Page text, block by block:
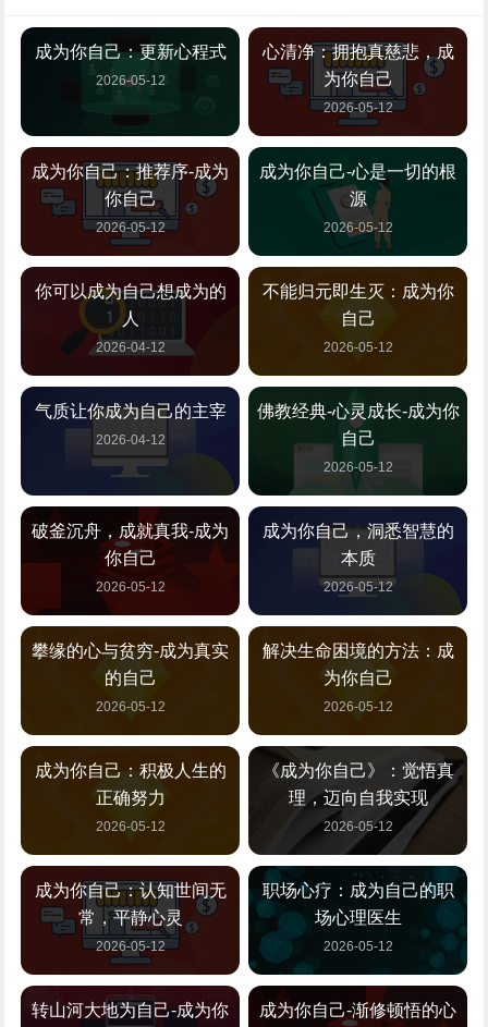
成为你自己：更新心程式
2026-05-12
心清净：拥抱真慈悲，成
为你自己
2026-05-12
成为你自己：推荐序-成为
你自己
2026-05-12
成为你自己-心是一切的根
源
2026-05-12
你可以成为自己想成为的
人
2026-04-12
不能归元即生灭：成为你
自己
2026-05-12
气质让你成为自己的主宰
2026-04-12
佛教经典-心灵成长-成为你
自己
2026-05-12
破釜沉舟，成就真我-成为
你自己
2026-05-12
成为你自己，洞悉智慧的
本质
2026-05-12
攀缘的心与贫穷-成为真实
的自己
2026-05-12
解决生命困境的方法：成
为你自己
2026-05-12
成为你自己：积极人生的
正确努力
2026-05-12
《成为你自己》：觉悟真
理，迈向自我实现
2026-05-12
成为你自己：认知世间无
常，平静心灵
2026-05-12
职场心疗：成为自己的职
场心理医生
2026-05-12
转山河大地为自己-成为你
成为你自己-渐修顿悟的心